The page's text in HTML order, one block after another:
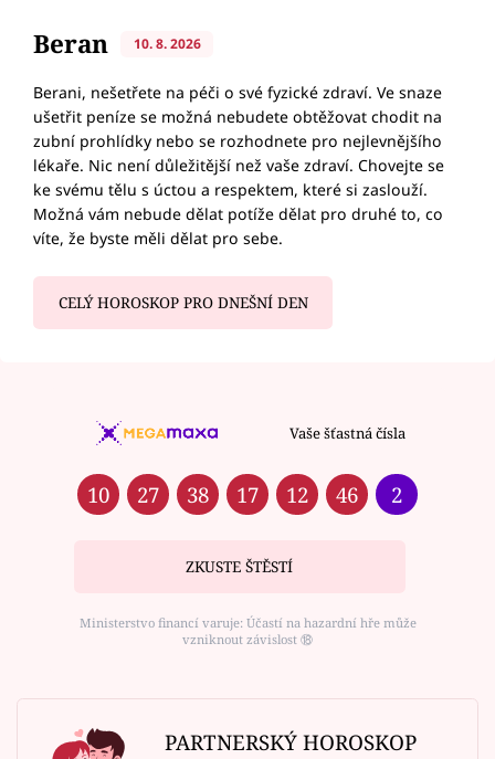
Beran 10. 8. 2026
Berani, nešetřete na péči o své fyzické zdraví. Ve snaze
ušetřit peníze se možná nebudete obtěžovat chodit na
zubní prohlídky nebo se rozhodnete pro nejlevnějšího
lékaře. Nic není důležitější než vaše zdraví. Chovejte se
ke svému tělu s úctou a respektem, které si zaslouží.
Možná vám nebude dělat potíže dělat pro druhé to, co
víte, že byste měli dělat pro sebe.
CELÝ HOROSKOP PRO DNEŠNÍ DEN
Vaše šťastná čísla
10 27 38 17 12 46 2
ZKUSTE ŠTĚSTÍ
Ministerstvo financí varuje: Účastí na hazardní hře může
vzniknout závislost ⑱
PARTNERSKÝ HOROSKOP